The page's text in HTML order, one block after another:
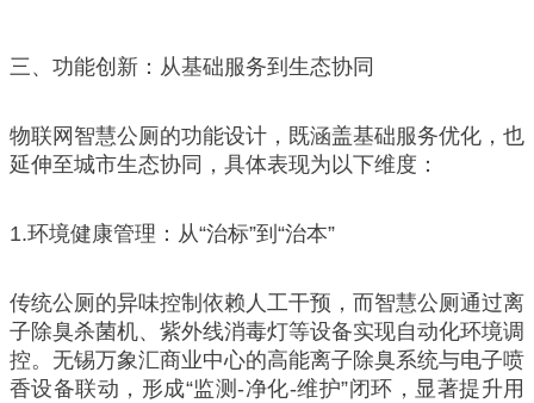
三、功能创新：从基础服务到生态协同
物联网智慧公厕的功能设计，既涵盖基础服务优化，也
延伸至城市生态协同，具体表现为以下维度：
1.环境健康管理：从“治标”到“治本”
传统公厕的异味控制依赖人工干预，而智慧公厕通过离
子除臭杀菌机、紫外线消毒灯等设备实现自动化环境调
控。无锡万象汇商业中心的高能离子除臭系统与电子喷
香设备联动，形成“监测-净化-维护”闭环，显著提升用